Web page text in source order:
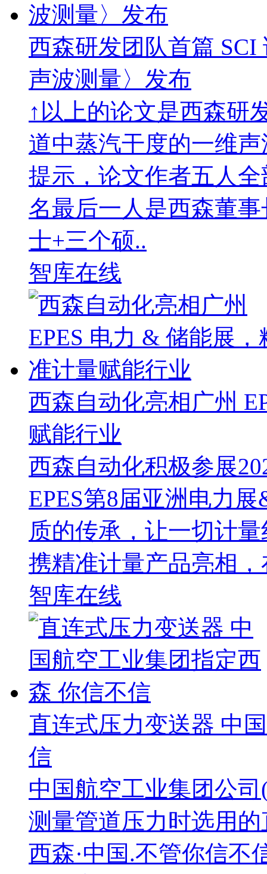
西森研发团队首篇
声波测量〉发布
↑以上的论文是西森研
道中蒸汽干度的一维
提示，论文作者五人
名最后一人是西森董
士+三个硕..
智库在线
西森自动化亮相广州
赋能行业
西森自动化积极参展
EPES第8届亚洲电力
质的传承，让一切计
携精准计量产品亮相
智库在线
直连式压力变送器 中
信
中国航空工业集团公
测量管道压力时选用
西森·中国.不管你信不